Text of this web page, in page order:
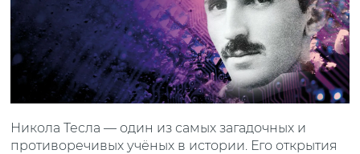
Никола Тесла — один из самых загадочных и
противоречивых учёных в истории. Его открытия